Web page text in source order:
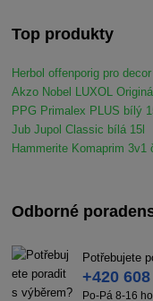
Top produkty
Herbol offenporig pro
Akzo Nobel LUXOL
PPG Primalex PLUS bílý
Jub Jupol Classic bílá 15l
Hammerite Komaprim 3v1
Odborné
Potřebujete
+420
Po-Pá 8-16